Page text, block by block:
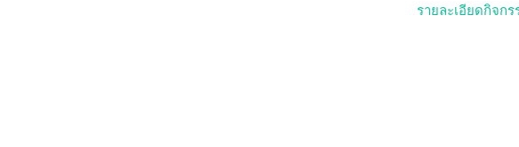
รายละเอียดกิจกร